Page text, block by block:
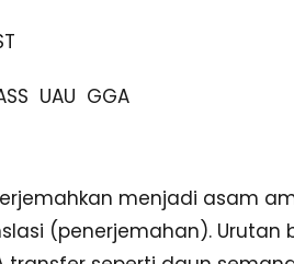
UAU GGA
menjadi asam
(penerjemahan). Urutan